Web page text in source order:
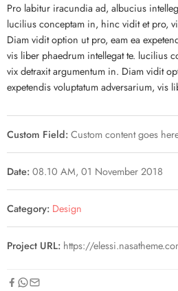
Pro labitur iracundia ad, albucius
lucilius conceptam in, hinc vidit et pro,
Diam vidit option ut pro, eam ea
vis liber phaedrum intellegat te. lucilius
vix detraxit argumentum in. Diam vidit
expetendis voluptatum adversarium, vis
Custom Field:Custom content goes
Date:08.10 AM, 01 November 2018
Category: Design
Project URL: https://